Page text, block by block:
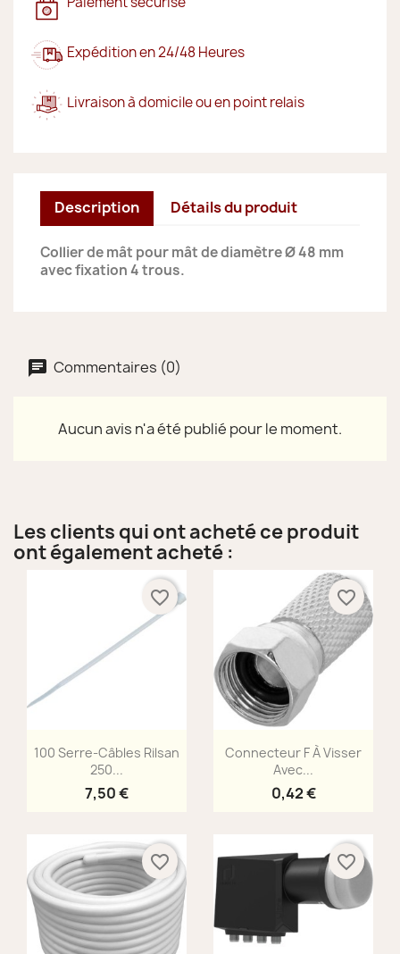
Expédition en 24/48 Heures
Livraison à domicile ou en point relais
Description Détails du produit
Collier de mât pour mât de diamètre Ø 48 mm
avec fixation 4 trous.
Commentaires (0)
Aucun avis n'a été publié pour le moment.
Les clients qui ont acheté ce produit
ont également acheté :
Aperçu rapide
100 Serre-Câbles Rilsan
250...
7,50 €
favorite_border
Aperçu rapide
Connecteur F À Visser
Avec...
0,42 €
favorite_border
favorite_border favorite_border